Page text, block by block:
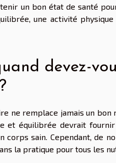
un bon état de santé
une activité
devez-
ne remplace jamais un
et équilibrée devrait
corps sain. Cependant, de
la pratique pour tous les